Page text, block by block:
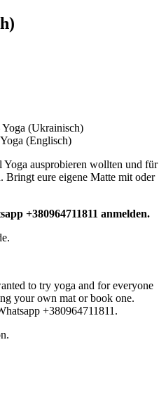
(Ukrainisch)
(Englisch)
ausprobieren wollten und für
Bringt eure eigene Matte mit oder
+380964711811 anmelden.
to try yoga and for everyone
your own mat or book one.
+380964711811.